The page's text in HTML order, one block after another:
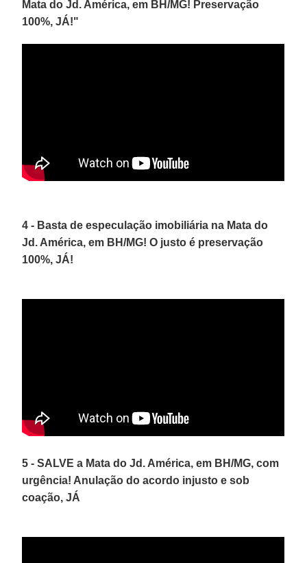
Mata do Jd. América, em BH/MG! Preservação
100%, JÁ!"
4 - Basta de especulação imobiliária na Mata do
Jd. América, em BH/MG! O justo é preservação
100%, JÁ!
5 - SALVE a Mata do Jd. América, em BH/MG, com
urgência! Anulação do acordo injusto e sob
coação, JÁ